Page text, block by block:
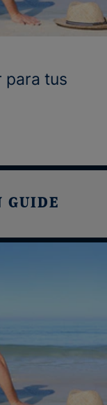
para tus
GUIDE